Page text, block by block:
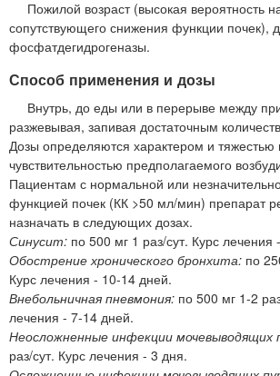
Пожилой возраст (высокая вероятность
сопутствующего снижения функции почек),
фосфатдегидрогеназы.
Способ применения и дозы
Внутрь, до еды или в перерыве между
разжевывая, запивая достаточным
Дозы определяются характером и
чувствительностью предполагаемого
Пациентам с нормальной или
функцией почек (КК >50 мл/мин) препарат
назначать в следующих дозах.
Синусит: по 500 мг 1 раз/сут. Курс лечения
Обострение хронического бронхита: по
Курс лечения - 10-14 дней.
Внебольничная пневмония: по 500 мг 1-2
лечения - 7-14 дней.
Неосложненные инфекции мочевыводящих
раз/сут. Курс лечения - 3 дня.